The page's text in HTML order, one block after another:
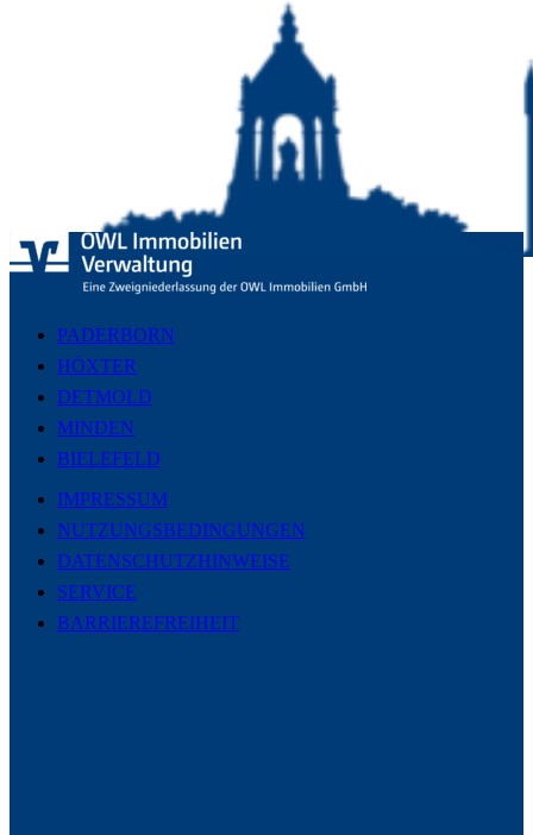
PADERBORN
HÖXTER
DETMOLD
MINDEN
BIELEFELD
IMPRESSUM
NUTZUNGSBEDINGUNGEN
DATENSCHUTZHINWEISE
SERVICE
BARRIEREFREIHEIT